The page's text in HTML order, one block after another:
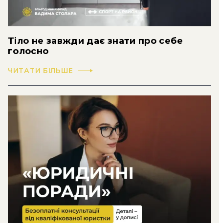
Тіло не завжди дає знати про себе
голосно
ЧИТАТИ БІЛЬШЕ